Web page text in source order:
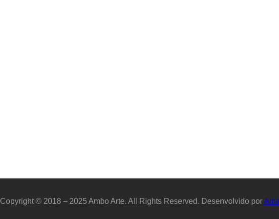
Copyright © 2018 – 2025 Ambo Arte. All Rights Reserved. Desenvolvido por